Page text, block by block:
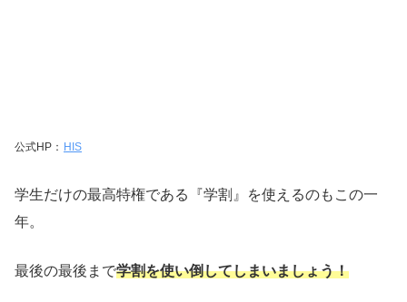
公式HP： HIS
学生だけの最高特権である『学割』を使えるのもこの一
年。
最後の最後まで学割を使い倒してしまいましょう！